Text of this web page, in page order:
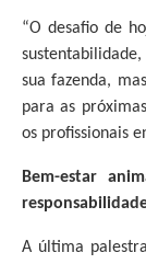
“O desafio de
sua fazenda,
para as
os profissionais
Bem-estar
A última